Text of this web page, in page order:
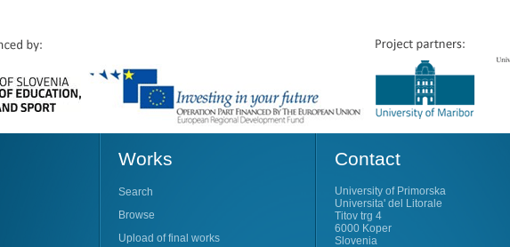
Works
Search
Browse
Upload of final works
Contact
University of Primorska
Universita' del Litorale
Titov trg 4
6000 Koper
Slovenia